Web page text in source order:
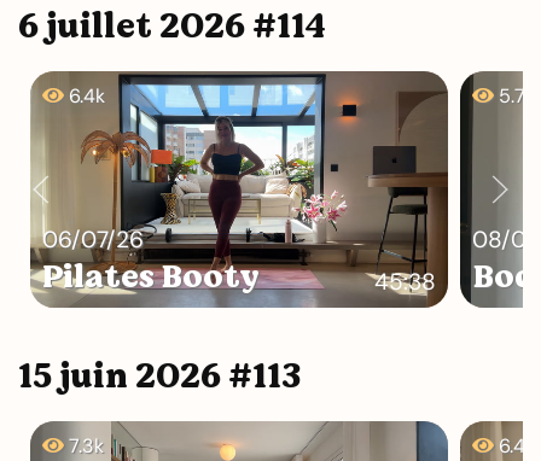
6 juillet 2026 #114
06/07/26
Pilates Booty 45:38
6.4k
08/
5.7k
15 juin 2026 #113
7.3k 6.4k